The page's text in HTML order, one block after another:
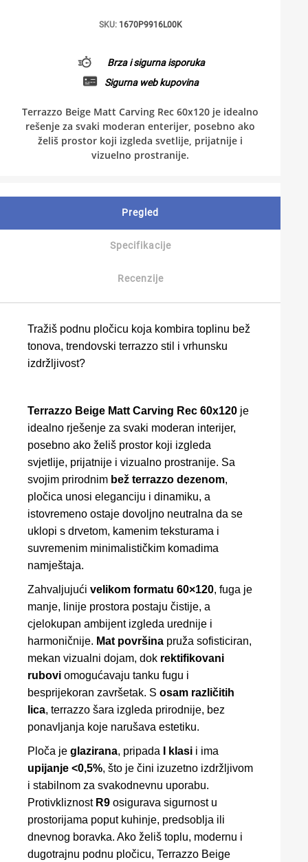
SKU: 1670P9916L00K
Brza i sigurna isporuka
Sigurna web kupovina
Terrazzo Beige Matt Carving Rec 60x120 je idealno
rešenje za svaki moderan enterijer, posebno ako
želiš prostor koji izgleda svetlije, prijatnije i
vizuelno prostranije.
Pregled
Specifikacije
Recenzije
Tražiš podnu pločicu koja kombira toplinu bež
tonova, trendovski terrazzo stil i vrhunsku
izdržljivost?
Terrazzo Beige Matt Carving Rec 60x120 je
idealno rješenje za svaki moderan interijer,
posebno ako želiš prostor koji izgleda
svjetlije, prijatnije i vizualno prostranije. Sa
svojim prirodnim bež terrazzo dezenom,
pločica unosi eleganciju i dinamiku, a
istovremeno ostaje dovoljno neutralna da se
uklopi s drvetom, kamenim teksturama i
suvremenim minimalističkim komadima
namještaja.
Zahvaljujući velikom formatu 60×120, fuga je
manje, linije prostora postaju čistije, a
cjelokupan ambijent izgleda urednije i
harmoničnije. Mat površina pruža sofisticiran,
mekan vizualni dojam, dok rektifikovani
rubovi omogućavaju tanku fugu i
besprijekoran završetak. S osam različitih
lica, terrazzo šara izgleda prirodnije, bez
ponavljanja koje narušava estetiku.
Ploča je glazirana, pripada I klasi i ima
upijanje <0,5%, što je čini izuzetno izdržljivom
i stabilnom za svakodnevnu uporabu.
Protivkliznost R9 osigurava sigurnost u
prostorijama poput kuhinje, predsoblja ili
dnevnog boravka. Ako želiš toplu, modernu i
dugotrajnu podnu pločicu, Terrazzo Beige